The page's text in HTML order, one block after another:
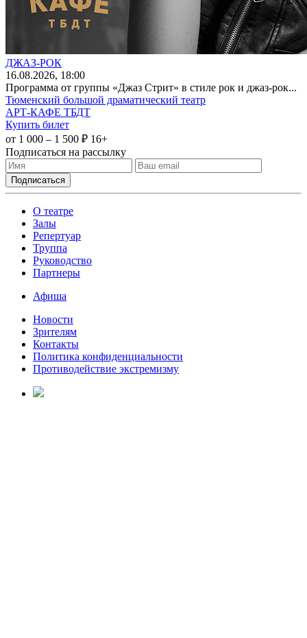
ДЖАЗ-РОК
16.08.2026, 18:00
Программа от группы «Джаз Стрит» в стиле рок и джаз-рок...
Тюменский большой драматический театр
АРТ-КАФЕ ТБДТ
Купить билет
от 1 000 – 1 500 ₽ 16+
Подписаться на рассылку
О театре
Залы
Репертуар
Труппа
Руководство
Партнеры
Афиша
Новости
Зрителям
Контакты
Политика конфиденциальности
Противодействие экстремизму